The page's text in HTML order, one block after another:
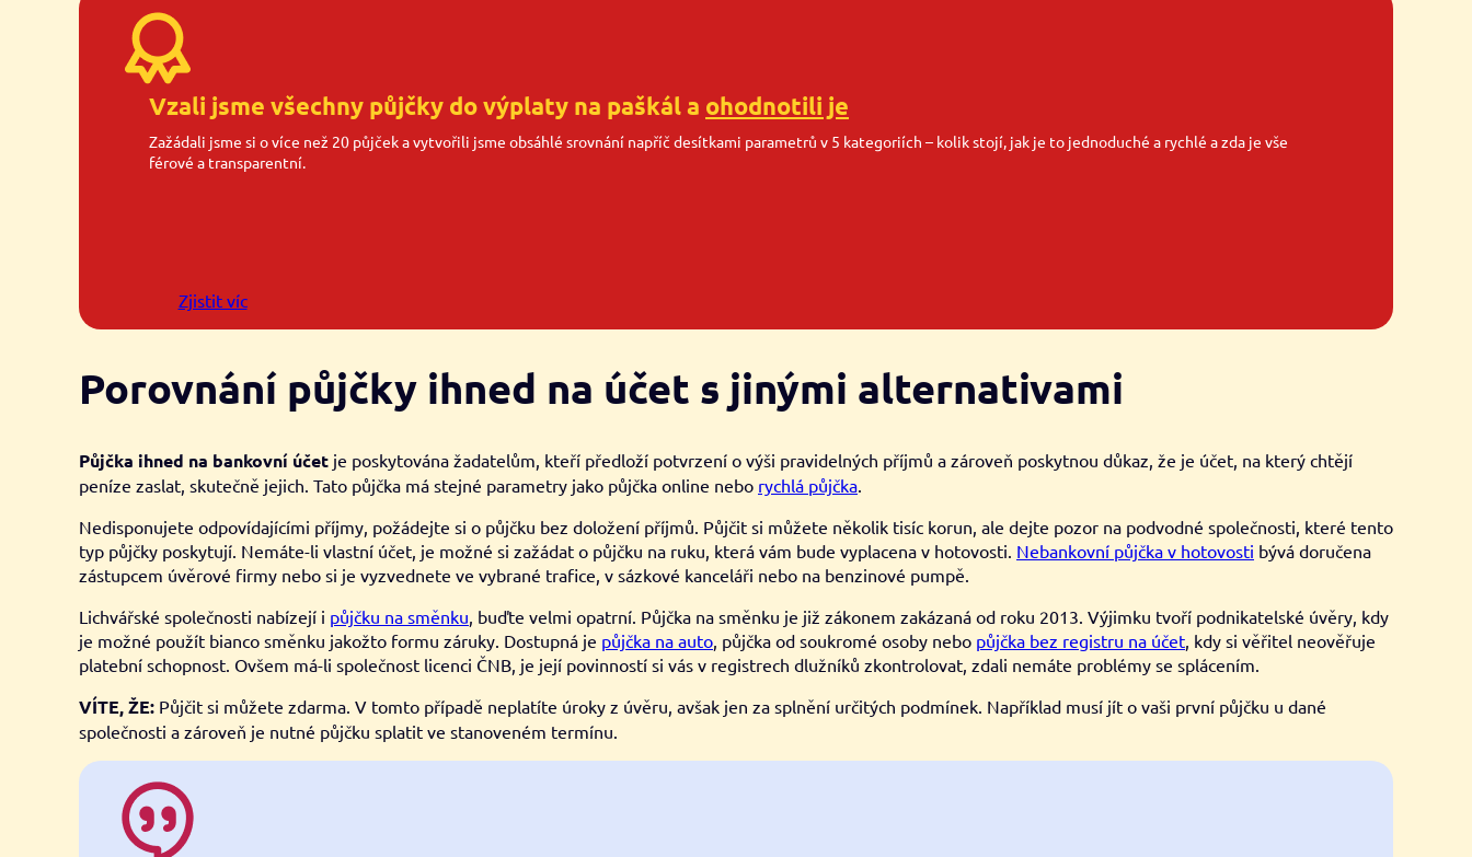
Vzali jsme všechny půjčky do výplaty na paškál a ohodnotili je
Zažádali jsme si o více než 20 půjček a vytvořili jsme obsáhlé srovnání napříč desítkami parametrů v 5 kategoriích – kolik stojí, jak je to jednoduché a rychlé a zda je vše
férové a transparentní.
Zjistit víc
Porovnání půjčky ihned na účet s jinými alternativami
Půjčka ihned na bankovní účet je poskytována žadatelům, kteří předloží potvrzení o výši pravidelných příjmů a zároveň poskytnou důkaz, že je účet, na který chtějí
peníze zaslat, skutečně jejich. Tato půjčka má stejné parametry jako půjčka online nebo rychlá půjčka
Nedisponujete odpovídajícími příjmy, požádejte si o půjčku bez doložení příjmů. Půjčit si můžete několik tisíc korun, ale dejte pozor na podvodné společnosti, které tento
typ půjčky poskytují. Nemáte-li vlastní účet, je možné si zažádat o půjčku na ruku, která vám bude vyplacena v hotovosti. Nebankovní půjčka v hotovosti bývá doručena
zástupcem úvěrové firmy nebo si je vyzvednete ve vybrané trafice, v sázkové kanceláři nebo na benzinové pumpě.
Lichvářské společnosti nabízejí i půjčku na směnku , buďte velmi opatrní. Půjčka na směnku je již zákonem zakázaná od roku 2013. Výjimku tvoří podnikatelské úvěry, kdy
je možné použít bianco směnku jakožto formu záruky. Dostupná je půjčka na auto , půjčka od soukromé osoby nebo půjčka bez registru na účet , kdy si věřitel neověřuje
platební schopnost. Ovšem má-li společnost licenci ČNB, je její povinností si vás v registrech dlužníků zkontrolovat, zdali nemáte problémy se splácením.
VÍTE, ŽE: Půjčit si můžete zdarma. V tomto případě neplatíte úroky z úvěru, avšak jen za splnění určitých podmínek. Například musí jít o vaši první půjčku u dané
společnosti a zároveň je nutné půjčku splatit ve stanoveném termínu.